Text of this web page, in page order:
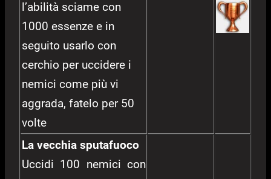
l’abilità sciame con
1000 essenze e in
seguito usarlo con
cerchio per uccidere i
nemici come più vi
aggrada, fatelo per 50
volte
La vecchia sputafuoco
Uccidi 100 nemici con